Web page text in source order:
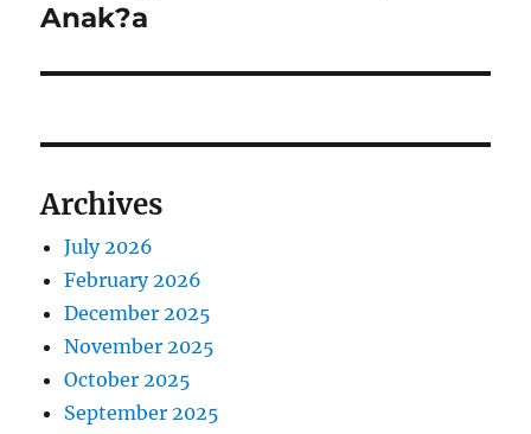
Anak?a
Archives
July 2026
February 2026
December 2025
November 2025
October 2025
September 2025